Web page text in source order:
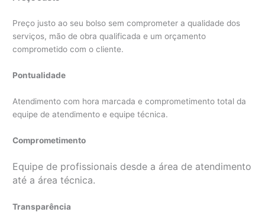
Preço justo ao seu bolso sem comprometer a qualidade dos
serviços, mão de obra qualificada e um orçamento
comprometido com o cliente.
Pontualidade
Atendimento com hora marcada e comprometimento total da
equipe de atendimento e equipe técnica.
Comprometimento
Equipe de profissionais desde a área de atendimento
até a área técnica.
Transparência